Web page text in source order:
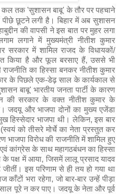
कल तक 'सुशासन बाबू' के तौर पर पहचाने
छूटने लगी है। बिहार में अब सुशासन
की वापसी ने इस बात पर मुहर लगा
लगाने में मुख्यमंत्री नीतीश कुमार
सरकार में शामिल राजद के विधायकों/
किया है और फूल बरसाए हैं, उससे भी
राजनीति का हिस्सा बनकर नीतीश कुमार
के पिछले एक-डेढ़ साल के कार्यकाल से
बाबू' भारतीय जनता पार्टी के कारण
की सरकार के वक्त नीतीश कुमार के
जदयू और भाजपा दोनों का मुख्य एजेंडा
हिस्सेदार भाजपा थी। लेकिन, इस बार
को तीसरे मोर्चे का नेता प्रस्तुत कर
विरोध की राजनीति में शामिल हुए
कांग्रेस के साथ महागठबंधन का हिस्सा
के पक्ष में आया, जिसमें लालू प्रसाद यादव
जीतीं। इस परिणाम से ही तय हो गया था
भरा रहेगा, जो बार-बार उन्हें पीड़ा
पूरे न कर पाए। जदयू के नेता और पूर्व